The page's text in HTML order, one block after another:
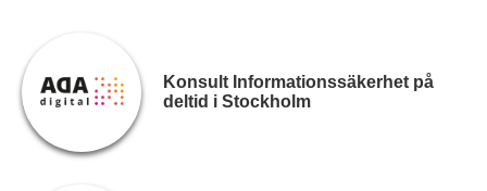
Konsult Informationssäkerhet på
deltid i Stockholm